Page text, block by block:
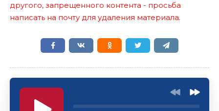
другого, запрещенного контента - просьба
написать на почту для удаления материала.